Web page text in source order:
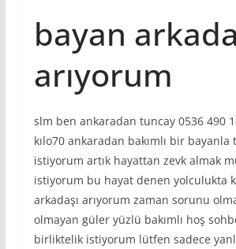
bayan
arıyorum
slm ben ankaradan tuncay 0536 490
kılo70 ankaradan bakımlı bir bayanla
istiyorum artık hayattan zevk almak
istiyorum bu hayat denen yolculukta
arkadaşı arıyorum zaman sorunu
olmayan güler yüzlü bakımlı hoş
birliktelik istiyorum lütfen sadece